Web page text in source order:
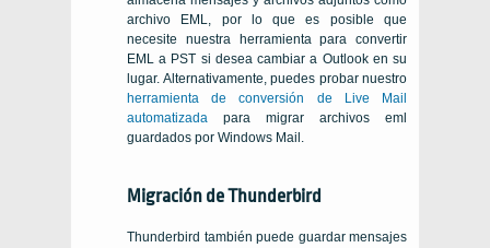
archivo EML, por lo que es posible que
necesite nuestra herramienta para convertir
EML a PST si desea cambiar a Outlook en su
lugar. Alternativamente, puedes probar nuestro
herramienta de conversión de Live Mail
automatizada para migrar archivos eml
guardados por Windows Mail.
Migración de Thunderbird
Thunderbird también puede guardar mensajes